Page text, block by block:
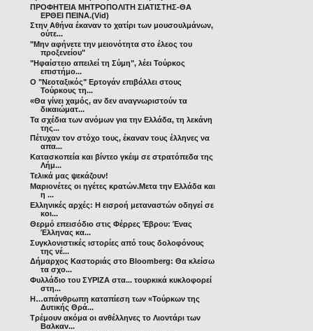
ΠΡΟΦΗΤΕΙΑ ΜΗΤΡΟΠΟΛΙΤΗ ΣΙΑΤΙΣΤΗΣ-ΘΑ
ΕΡΘΕΙ ΠΕΙΝΑ.(Vid)
Στην Αθήνα έκαναν το χατίρι των μουσουλμάνων,
ούτε...
"Μην αφήνετε την μειονότητα στο έλεος του
προξενείου"
"Ηφαίστειο απειλεί τη Σύμη", λέει Τούρκος
επιστήμο...
Ο "Νεοταξικός" Ερτογάν επιβάλλει στους
Τούρκους τη...
«Θα γίνει χαμός, αν δεν αναγνωριστούν τα
δικαιώματ...
Τα σχέδια των ανόμων για την Ελλάδα, τη λεκάνη
της...
Πέτυχαν τον στόχο τους, έκαναν τους έλληνες να
απα...
Κατασκοπεία και βίντεο γκέιμ σε στρατόπεδα της
Λήμ...
Τελικά μας ψεκάζουν!
Μαριονέτες οι ηγέτες κρατών.Μετα την Ελλάδα και
η ...
Ελληνικές αρχές: Η εισροή μεταναστών οδηγεί σε
κοι...
Θερμό επεισόδιο στις Φέρρες Έβρου: Ένας
Έλληνας κα...
Συγκλονιστικές ιστορίες από τους δολοφόνους
της νέ...
Δήμαρχος Καστοριάς στο Bloomberg: Θα κλείσω
τα σχο...
Φυλλάδιο του ΣΥΡΙΖΑ στα... τουρκικά κυκλοφορεί
στη...
Η…απάνθρωπη καταπίεση των «Τούρκων της
Δυτικής Θρά...
Τρέμουν ακόμα οι ανθέλληνες το Λιοντάρι των
Βαλκαν...